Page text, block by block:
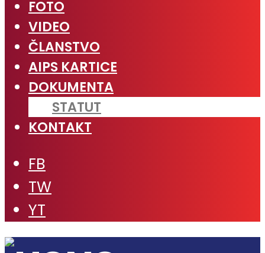
FOTO
VIDEO
ČLANSTVO
AIPS KARTICE
DOKUMENTA
STATUT
KONTAKT
FB
TW
YT